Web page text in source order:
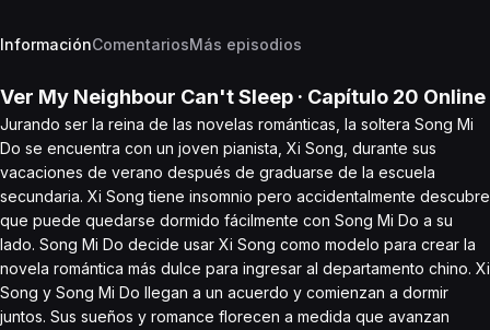
InformaciónComentariosMás episodios
Ver My Neighbour Can't Sleep · Capítulo 20 Online
Jurando ser la reina de las novelas románticas, la soltera Song Mi
Do se encuentra con un joven pianista, Xi Song, durante sus
vacaciones de verano después de graduarse de la escuela
secundaria. Xi Song tiene insomnio pero accidentalmente descubre
que puede quedarse dormido fácilmente con Song Mi Do a su
lado. Song Mi Do decide usar Xi Song como modelo para crear la
novela romántica más dulce para ingresar al departamento chino. Xi
Song y Song Mi Do llegan a un acuerdo y comienzan a dormir
juntos. Sus sueños y romance florecen a medida que avanzan